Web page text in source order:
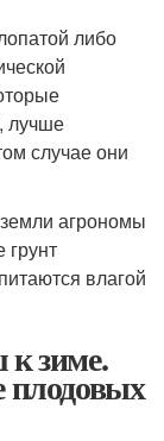
либо
лучше
случае они
агрономы
влагой
к зиме.
плодовых